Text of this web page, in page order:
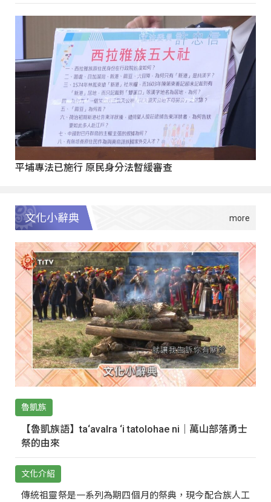
平埔專法已施行 原民身分法暫緩審查
文化小辭典
魯凱族
【魯凱族語】ta‘avalra ‘i tatolohae ni｜萬山部落勇士
祭的由來
文化介紹
傳統祖靈祭是一系列為期四個月的祭典，現今配合族人工